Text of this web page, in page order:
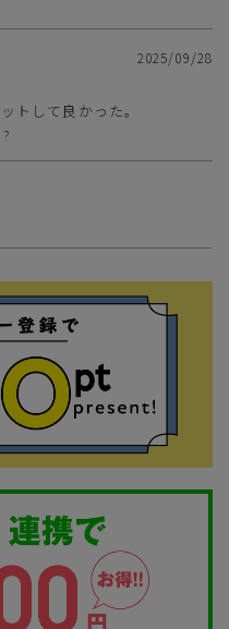
2025/09/28
トして良かった。